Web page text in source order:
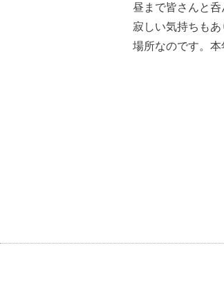
昼まで皆さんと
寂しい気持ちも
場所なのです。本